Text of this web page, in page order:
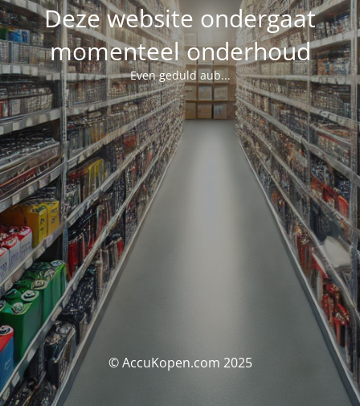
Deze website ondergaat
momenteel onderhoud
Even geduld aub...
© AccuKopen.com 2025